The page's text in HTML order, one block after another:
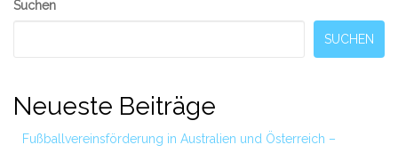
Secondary
Suchen
SUCHEN
Neueste Beiträge
Fußballvereinsförderung in Australien und Österreich –